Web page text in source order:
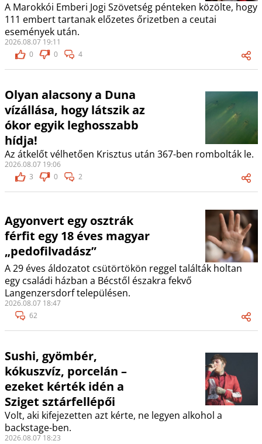
A Marokkói Emberi Jogi Szövetség pénteken közölte, hogy
111 embert tartanak előzetes őrizetben a ceutai
események után.
2026.08.07 19:11
0
0 4
Olyan alacsony a Duna
vízállása, hogy látszik az
ókor egyik leghosszabb
hídja!
Az átkelőt vélhetően Krisztus után 367-ben rombolták le.
2026.08.07 19:06
3
0 2
Agyonvert egy osztrák
férfit egy 18 éves magyar
„pedofilvadász”
A 29 éves áldozatot csütörtökön reggel találták holtan
egy családi házban a Bécstől északra fekvő
Langenzersdorf településen.
2026.08.07 18:47
62
Sushi, gyömbér,
kókuszvíz, porcelán –
ezeket kérték idén a
Sziget sztárfellépői
Volt, aki kifejezetten azt kérte, ne legyen alkohol a
backstage-ben.
2026.08.07 18:23